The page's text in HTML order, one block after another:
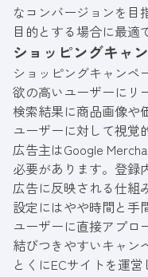
なコンバージョンを目
目的とする場合に最適
ショッピングキャ
ショッピングキャンペ
欲の高いユーザーにリ
検索結果に商品画像や
ユーザーに対して視覚
広告主はGoogle
必要があります。登録
広告に反映される仕組
設定にはやや時間と手
ユーザーに直接アプロ
結びつきやすいキャン
とくにECサイトを運